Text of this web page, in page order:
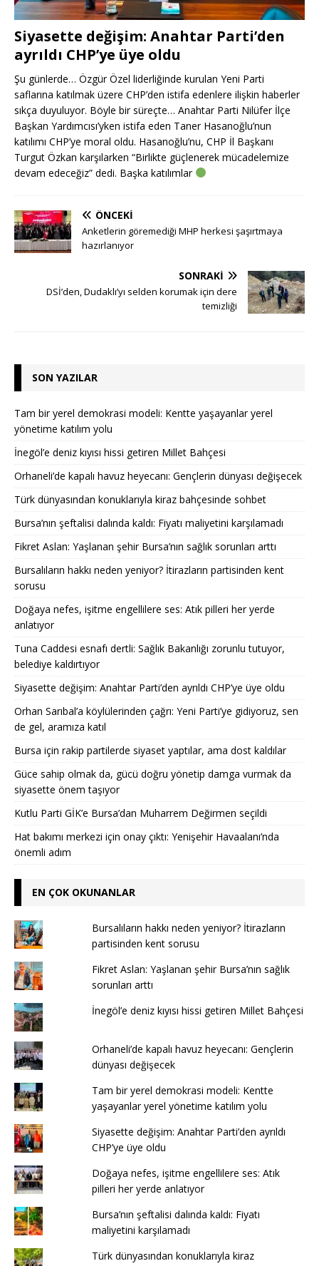
Siyasette değişim: Anahtar Parti’den
ayrıldı CHP’ye üye oldu
Şu günlerde… Özgür Özel liderliğinde kurulan Yeni Parti
saflarına katılmak üzere CHP’den istifa edenlere ilişkin haberler
sıkça duyuluyor. Böyle bir süreçte… Anahtar Parti Nilüfer İlçe
Başkan Yardımcısı’yken istifa eden Taner Hasanoğlu’nun
katılımı CHP’ye moral oldu. Hasanoğlu’nu, CHP İl Başkanı
Turgut Özkan karşılarken “Birlikte güçlenerek mücadelemize
devam edeceğiz” dedi. Başka katılımlar
ÖNCEKI
Anketlerin göremediği MHP herkesi şaşırtmaya
hazırlanıyor
SONRAKI
DSİ’den, Dudaklı’yı selden korumak için dere
temizliği
SON YAZILAR
Tam bir yerel demokrasi modeli: Kentte yaşayanlar yerel
yönetime katılım yolu
İnegöl’e deniz kıyısı hissi getiren Millet Bahçesi
Orhaneli’de kapalı havuz heyecanı: Gençlerin dünyası değişecek
Türk dünyasından konuklarıyla kiraz bahçesinde sohbet
Bursa’nın şeftalisi dalında kaldı: Fiyatı maliyetini karşılamadı
Fikret Aslan: Yaşlanan şehir Bursa’nın sağlık sorunları arttı
Bursalıların hakkı neden yeniyor? İtirazların partisinden kent
sorusu
Doğaya nefes, işitme engellilere ses: Atık pilleri her yerde
anlatıyor
Tuna Caddesi esnafı dertli: Sağlık Bakanlığı zorunlu tutuyor,
belediye kaldırtıyor
Siyasette değişim: Anahtar Parti’den ayrıldı CHP’ye üye oldu
Orhan Sarıbal’a köylülerinden çağrı: Yeni Parti’ye gidiyoruz, sen
de gel, aramıza katıl
Bursa için rakip partilerde siyaset yaptılar, ama dost kaldılar
Güce sahip olmak da, gücü doğru yönetip damga vurmak da
siyasette önem taşıyor
Kutlu Parti GİK’e Bursa’dan Muharrem Değirmen seçildi
Hat bakımı merkezi için onay çıktı: Yenişehir Havaalanı’nda
önemli adım
EN ÇOK OKUNANLAR
Bursalıların hakkı neden yeniyor? İtirazların
partisinden kent sorusu
Fikret Aslan: Yaşlanan şehir Bursa’nın sağlık
sorunları arttı
İnegöl’e deniz kıyısı hissi getiren Millet Bahçesi
Orhaneli’de kapalı havuz heyecanı: Gençlerin
dünyası değişecek
Tam bir yerel demokrasi modeli: Kentte
yaşayanlar yerel yönetime katılım yolu
Siyasette değişim: Anahtar Parti’den ayrıldı
CHP’ye üye oldu
Doğaya nefes, işitme engellilere ses: Atık
pilleri her yerde anlatıyor
Bursa’nın şeftalisi dalında kaldı: Fiyatı
maliyetini karşılamadı
Türk dünyasından konuklarıyla kiraz